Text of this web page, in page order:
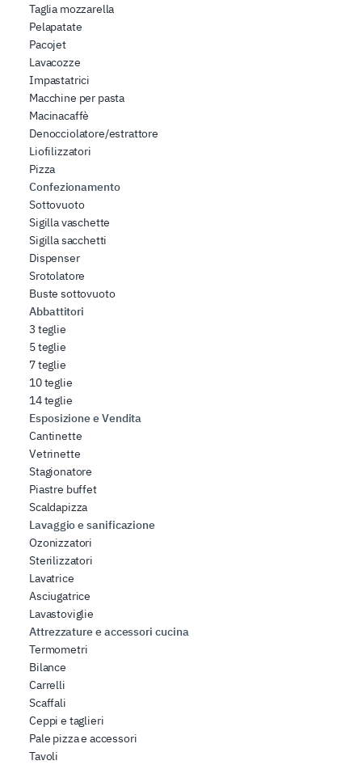
Taglia mozzarella
Pelapatate
Pacojet
Lavacozze
Impastatrici
Macchine per pasta
Macinacaffè
Denocciolatore/estrattore
Liofilizzatori
Pizza
Confezionamento
Sottovuoto
Sigilla vaschette
Sigilla sacchetti
Dispenser
Srotolatore
Buste sottovuoto
Abbattitori
3 teglie
5 teglie
7 teglie
10 teglie
14 teglie
Esposizione e Vendita
Cantinette
Vetrinette
Stagionatore
Piastre buffet
Scaldapizza
Lavaggio e sanificazione
Ozonizzatori
Sterilizzatori
Lavatrice
Asciugatrice
Lavastoviglie
Attrezzature e accessori cucina
Termometri
Bilance
Carrelli
Scaffali
Ceppi e taglieri
Pale pizza e accessori
Tavoli